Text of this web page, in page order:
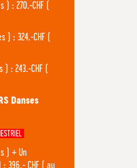
: 270.-CHF (
) : 324.-CHF (
: 243.-CHF (
Danses
) + Un
: 396.- CHF ( au